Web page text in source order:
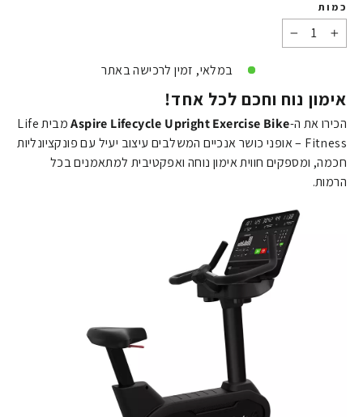
כמות
−
+
במלאי, זמין לרכישה באתר
אימון נוח וחכם לכל אחד!
הכירו את ה-Aspire Lifecycle Upright Exercise Bike
מבית Life
Fitness – אופני כושר אנכיים המשלבים עיצוב יעיל עם פונקציונליות
חכמה, ומספקים חווית אימון נוחה ואפקטיבית למתאמנים בכל
הרמות.